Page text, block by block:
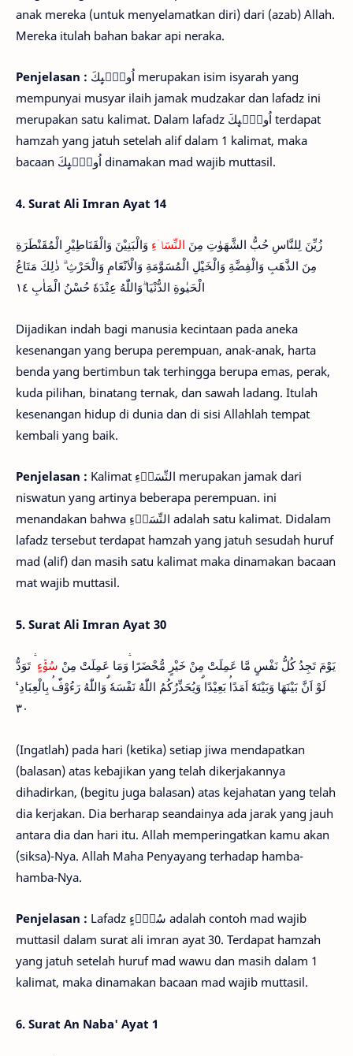
anak mereka (untuk menyelamatkan diri) dari (azab) Allah.
Mereka itulah bahan bakar api neraka.
Penjelasan :
mempunyai musyar ilaih jamak mudzakar dan lafadz ini
merupakan satu kalimat. Dalam lafadz اُولٰۤىِٕكَ terdapat
hamzah yang jatuh setelah alif dalam 1 kalimat, maka
bacaan اُولٰۤىِٕكَ dinamakan mad wajib muttasil.
4. Surat Ali Imran Ayat 14
زُيِّنَ لِلنَّاسِ حُبُّ الشَّهَوٰتِ مِنَ النِّسَاۤءِ وَالْبَنِيْنَ وَالْقَنَاطِيْرِ الْمُقَنْطَرَةِ
مِنَ الذَّهَبِ وَالْفِضَّةِ وَالْخَيْلِ الْمُسَوَّمَةِ وَالْاَنْعَامِ وَالْحَرْثِ ۗ ذٰلِكَ مَتَاعُ
الْحَيٰوةِ الدُّنْيَا ۗوَاللّٰهُ عِنْدَهٗ حُسْنُ الْمَاٰبِ ١٤
Dijadikan indah bagi manusia kecintaan pada aneka
kesenangan yang berupa perempuan, anak-anak, harta
benda yang bertimbun tak terhingga berupa emas, perak,
kuda pilihan, binatang ternak, dan sawah ladang. Itulah
kesenangan hidup di dunia dan di sisi Allahlah tempat
kembali yang baik.
Penjelasan : Kalimat النِّسَاۤءِ merupakan jamak dari
niswatun yang artinya beberapa perempuan. ini
menandakan bahwa النِّسَاۤءِ adalah satu kalimat. Didalam
lafadz tersebut terdapat hamzah yang jatuh sesudah huruf
mad (alif) dan masih satu kalimat maka dinamakan bacaan
mat wajib muttasil.
5. Surat Ali Imran Ayat 30
يَوْمَ تَجِدُ كُلُّ نَفْسٍ مَّا عَمِلَتْ مِنْ خَيْرٍ مُّحْضَرًا ۛوَمَا عَمِلَتْ مِنْ سُوْۤءٍ ۛ تَوَدُّ
لَوْ اَنَّ بَيْنَهَا وَبَيْنَهٗٓ اَمَدًاۢ بَعِيْدًا ۗوَيُحَذِّرُكُمُ اللّٰهُ نَفْسَهٗ ۗوَاللّٰهُ رَءُوْفٌۢ بِالْعِبَادِ ࣖ
٣٠
(Ingatlah) pada hari (ketika) setiap jiwa mendapatkan
(balasan) atas kebajikan yang telah dikerjakannya
dihadirkan, (begitu juga balasan) atas kejahatan yang telah
dia kerjakan. Dia berharap seandainya ada jarak yang jauh
antara dia dan hari itu. Allah memperingatkan kamu akan
(siksa)-Nya. Allah Maha Penyayang terhadap hamba-
hamba-Nya.
Penjelasan : Lafadz سُوْۤءٍ adalah contoh mad wajib
muttasil dalam surat ali imran ayat 30. Terdapat hamzah
yang jatuh setelah huruf mad wawu dan masih dalam 1
kalimat, maka dinamakan bacaan mad wajib muttasil.
6. Surat An Naba' Ayat 1